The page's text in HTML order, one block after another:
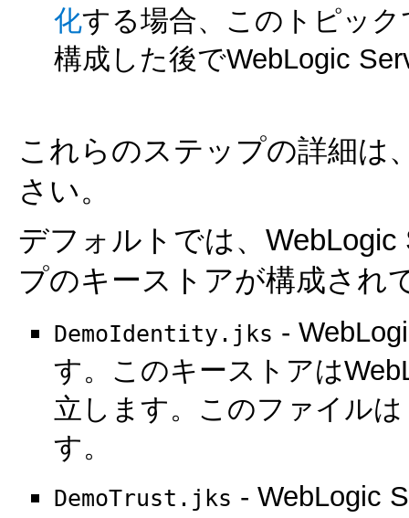
化する場合、このトピッ
構成した後でWebLogic
これらのステップの詳細は
さい。
デフォルトでは、
プのキーストアが構成され
DemoIdentity.jks -
す。このキーストアは
立します。このファイル
す。
DemoTrust.jks - WebLogic